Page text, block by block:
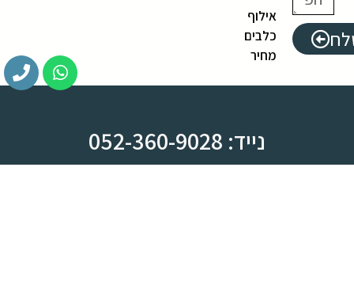
אילוף
כלבים
מחיר
נייד: 052-360-9028